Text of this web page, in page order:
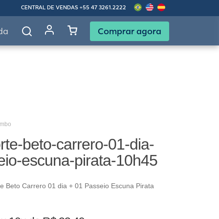
CENTRAL DE VENDAS +55 47 3261.2222
Comprar agora
beto-carrero-01-dia-
escuna-pirata-10h45
Beto Carrero 01 dia + 01 Passeio Escuna Pirata